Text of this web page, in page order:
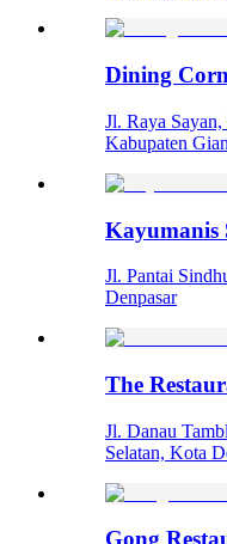
Dining
Jl. Raya
Kabupaten
Kayumanis
Jl. Pantai
Denpasar
The
Jl. Danau
Selatan, Kota